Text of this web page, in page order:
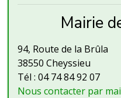
Mairie
94, Route de la Brûla
38550 Cheyssieu
Tél : 04 74 84 92 07
Nous contacter par